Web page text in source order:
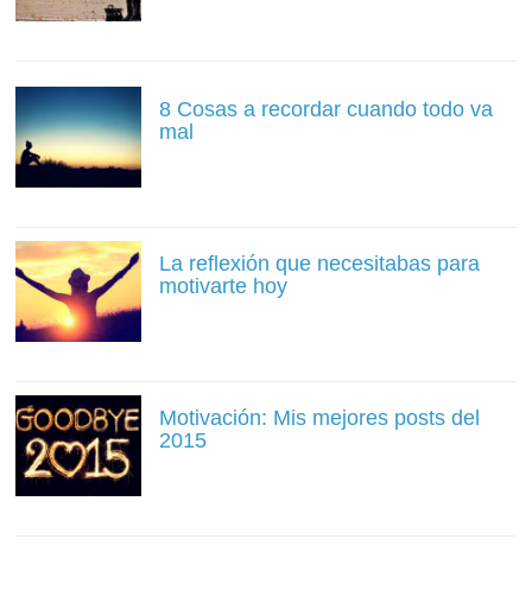
8 Cosas a recordar cuando todo va
mal
La reflexión que necesitabas para
motivarte hoy
Motivación: Mis mejores posts del
2015